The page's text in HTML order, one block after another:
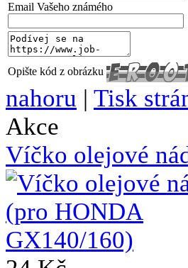
Email Vašeho známého
Opište kód z obrázku
nahoru | Tisk
Akce
Víčko olejové